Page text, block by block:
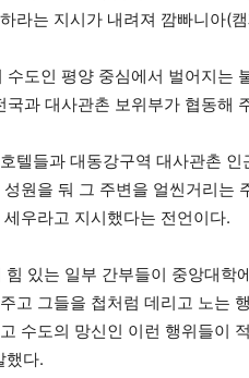
라는 지시가 내려져 깜빠니아(
수도인 평양 중심에서 벌어지는
국과 대사관촌 보위부가 협동해
텔들과 대동강구역 대사관촌
원을 둬 그 주변을 얼씬거리는
우라고 지시했다는 전언이다.
힘 있는 일부 간부들이 중앙대
고 그들을 첩처럼 데리고 노는
수도의 망신인 이런 행위들이
했다.